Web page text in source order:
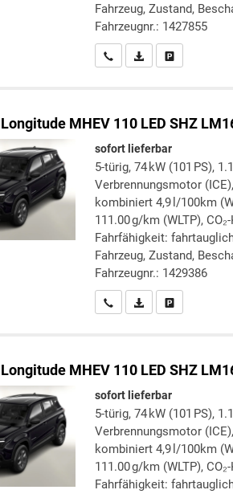
Fahrzeug, Zustand,
Fahrzeugnr.: 1427855
Wir rufen Sie an
PDF-Datei,Drucken,
Longitude MHEV 110 LED SHZ
sofort lieferbar
5-türig, 74 kW (101 PS),
Verbrennungsmotor
kombiniert 4,9 l/100km
111.00 g/km (WLTP),
Fahrfähigkeit:
Fahrzeug, Zustand,
Fahrzeugnr.: 1429386
Wir rufen Sie an
PDF-Datei,Drucken,
Longitude MHEV 110 LED SHZ
sofort lieferbar
5-türig, 74 kW (101 PS),
Verbrennungsmotor
kombiniert 4,9 l/100km
111.00 g/km (WLTP),
Fahrfähigkeit: